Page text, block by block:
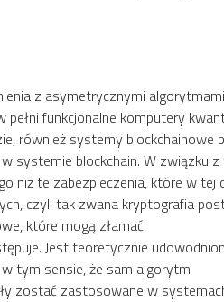
z asymetrycznymi algorytmami
funkcjonalne komputery
również systemy blockchainowe
systemie blockchain. W związku
niż te zabezpieczenia, które w tej
czyli tak zwana kryptografia
które mogą złamać
Jest teoretycznie
tym sensie, że sam algorytm
zostać zastosowane w